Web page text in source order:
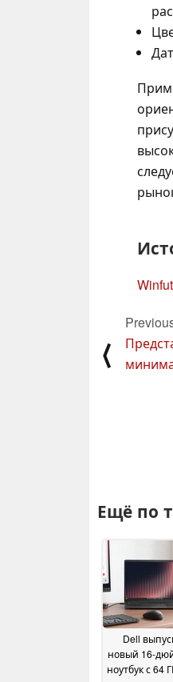
⟨
Ещё по
Dell
новый 16-
ноутбук с 64